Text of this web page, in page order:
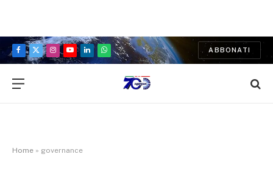
Facebook
X
Instagram
YouTubeLinkedInWhatsApp
ABBONATI
Home » governance